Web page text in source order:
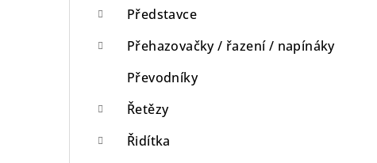
Představce
Přehazovačky / řazení / napínáky
Převodníky
Řetězy
Řidítka